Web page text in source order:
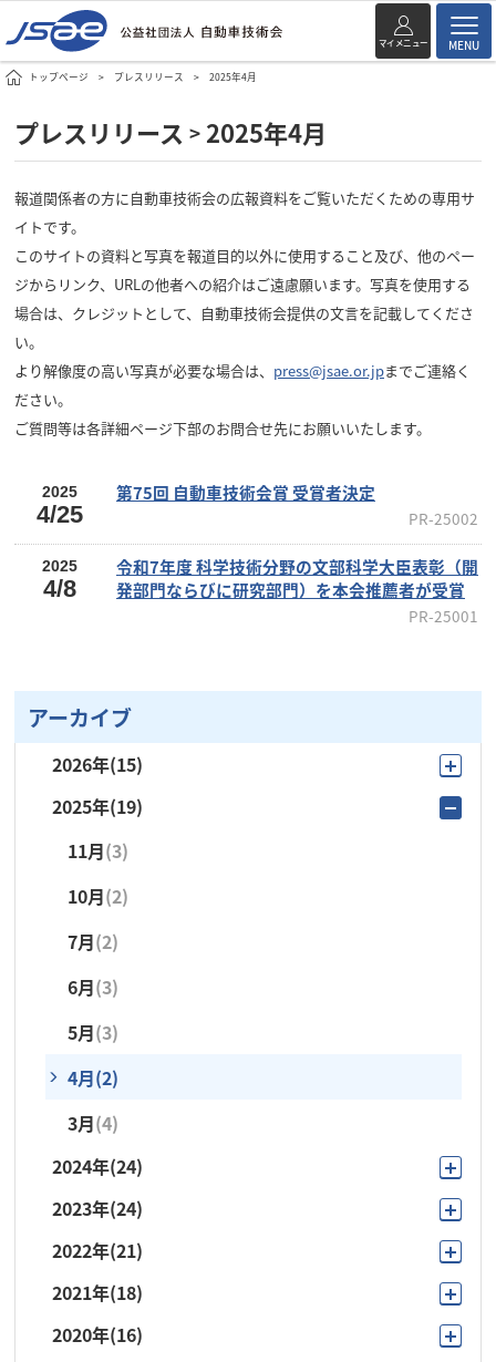
マイメニュー MENU
トップページ プレスリリース 2025年4月
プレスリリース > 2025年4月
報道関係者の方に自動車技術会の広報資料をご覧いただくための専用サ
イトです。
このサイトの資料と写真を報道目的以外に使用すること及び、他のペー
ジからリンク、URLの他者への紹介はご遠慮願います。写真を使用する
場合は、クレジットとして、自動車技術会提供の文言を記載してくださ
い。
より解像度の高い写真が必要な場合は、 press@jsae.or.jpまでご連絡く
ださい。
ご質問等は各詳細ページ下部のお問合せ先にお願いいたします。
第75回 自動車技術会賞 受賞者決定
PR-25002
2025
4/25
令和7年度 科学技術分野の文部科学大臣表彰（開
発部門ならびに研究部門）を本会推薦者が受賞
PR-25001
2025
4/8
アーカイブ
2026年(15)
7月(2)
6月(4)
5月(4)
4月(2)
3月(1)
2月(1)
1月(1)
2025年(19)
11月(3)
10月(2)
7月(2)
6月(3)
5月(3)
4月(2)
3月(4)
2024年(24)
12月(1)
11月(1)
10月(1)
9月(3)
2023年(24)
11月(2)
10月(3)
9月(1)
2022年(21)
10月(3)
9月(1)
2021年(18)
11月(1)
2020年(16)